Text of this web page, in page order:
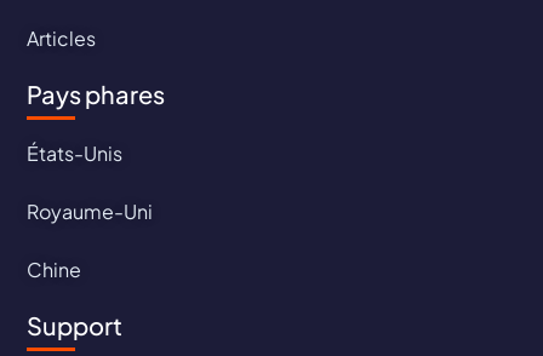
Articles
Pays phares
États-Unis
Royaume-Uni
Chine
Support